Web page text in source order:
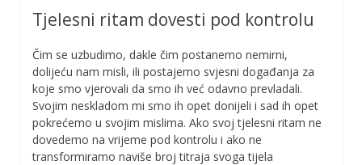
Tjelesni ritam dovesti pod kontrolu
Čim se uzbudimo, dakle čim postanemo nemirni,
dolijeću nam misli, ili postajemo svjesni događanja za
koje smo vjerovali da smo ih već odavno prevladali.
Svojim neskladom mi smo ih opet donijeli i sad ih opet
pokrećemo u svojim mislima. Ako svoj tjelesni ritam ne
dovedemo na vrijeme pod kontrolu i ako ne
transformiramo naviše broj titraja svoga tijela